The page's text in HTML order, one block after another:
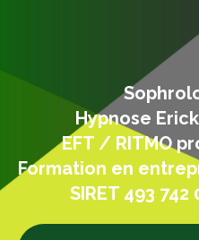
Hypnose
EFT / RITMO
Formation en
SIRET 493 742